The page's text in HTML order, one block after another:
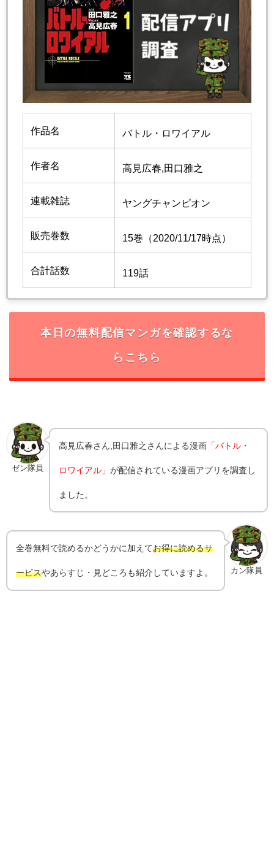
作品名 バトル・ロワイアル
作者名 高見広春,田口雅之
連載雑誌 ヤングチャンピオン
販売巻数 15巻（2020/11/17時点）
合計話数 119話
本日の無料配信マンガを確認するな
らこちら
ゼン隊員
高見広春さん,田口雅之 さんによる漫画 「バトル・
ロワイアル」が配信されている漫画アプリを調査し
ました。
カン隊員
全巻無料で読めるかどうかに加えてお得に読めるサ
ービスやあらすじ・見どころも紹介していますよ。